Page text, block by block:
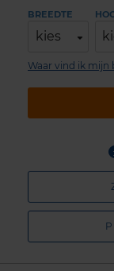
BREEDTE
kies
Waar vind ik mijn